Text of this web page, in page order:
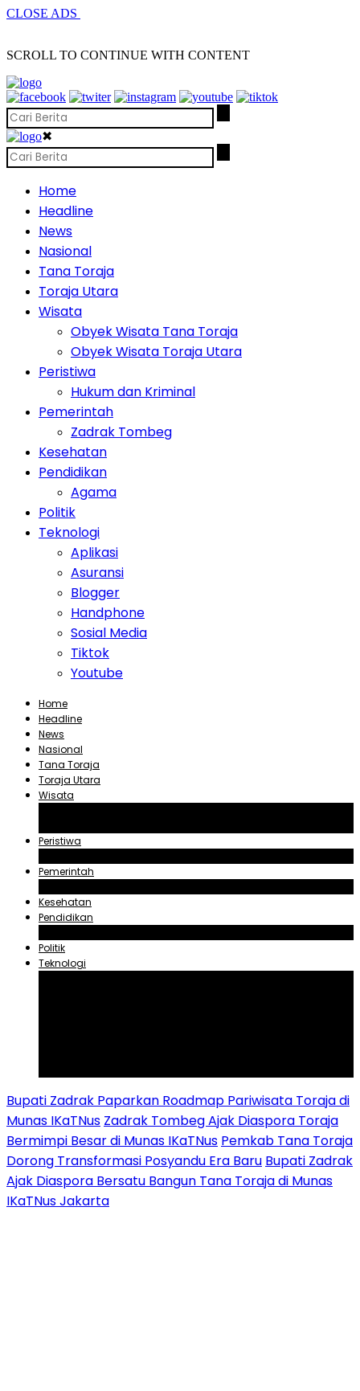
CLOSE ADS
SCROLL TO CONTINUE WITH CONTENT
✖
Home
Headline
News
Nasional
Tana Toraja
Toraja Utara
Wisata
Obyek Wisata Tana Toraja
Obyek Wisata Toraja Utara
Peristiwa
Hukum dan Kriminal
Pemerintah
Zadrak Tombeg
Kesehatan
Pendidikan
Agama
Politik
Teknologi
Aplikasi
Asuransi
Blogger
Handphone
Sosial Media
Tiktok
Youtube
Home
Headline
News
Nasional
Tana Toraja
Toraja Utara
Wisata
Peristiwa
Pemerintah
Kesehatan
Pendidikan
Politik
Teknologi
Bupati Zadrak Paparkan Roadmap Pariwisata Toraja di
Munas IKaTNus Zadrak Tombeg Ajak Diaspora Toraja
Bermimpi Besar di Munas IKaTNus Pemkab Tana Toraja
Dorong Transformasi Posyandu Era Baru Bupati Zadrak
Ajak Diaspora Bersatu Bangun Tana Toraja di Munas
IKaTNus Jakarta